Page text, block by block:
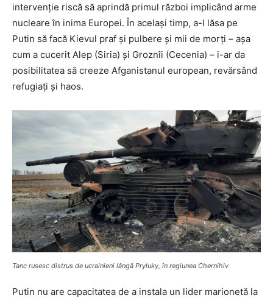
intervenţie riscă să aprindă primul război implicând arme
nucleare în inima Europei. În acelaşi timp, a-l lăsa pe
Putin să facă Kievul praf şi pulbere şi mii de morţi – aşa
cum a cucerit Alep (Siria) şi Groznîi (Cecenia) – i-ar da
posibilitatea să creeze Afganistanul european, revărsând
refugiaţi şi haos.
Tanc rusesc distrus de ucrainieni lângă Pryluky, în regiunea Chernihiv
Putin nu are capacitatea de a instala un lider marionetă la